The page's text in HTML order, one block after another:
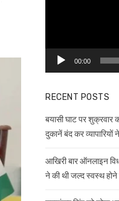
00:00
RECENT POSTS
बयासी घाट पर शुक्रवार
दुकानें बंद कर व्यापारियों
आखिरी बार ऑनलाइन
ने की थी जल्द स्वस्थ होने